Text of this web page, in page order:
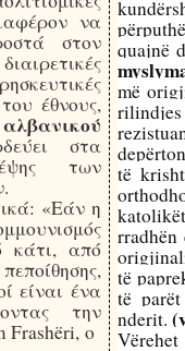
να
στον
έθνους,
αλβανικού
στα
των
«Εάν η
κάτι, από
είναι ένα
την
ο
quajnë
më
të
rradhën
të
të
nderit.